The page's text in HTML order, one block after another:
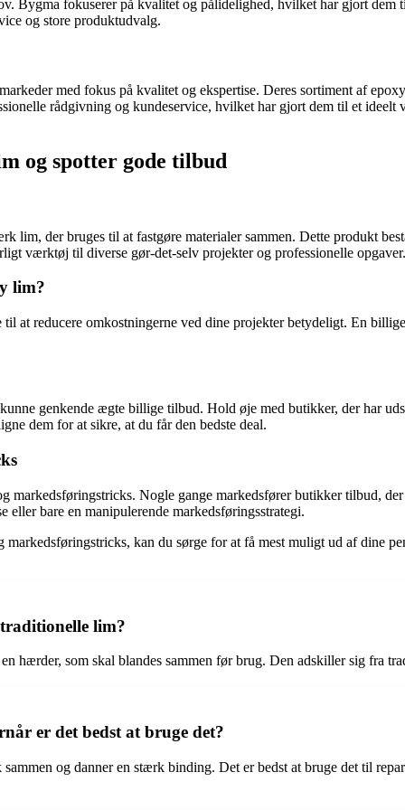
Bygma fokuserer på kvalitet og pålidelighed, hvilket har gjort
og store produktudvalg.
med fokus på kvalitet og ekspertise. Deres sortiment af
rådgivning og kundeservice, hvilket har gjort dem til et
og spotter gode tilbud
der bruges til at fastgøre materialer sammen. Dette produkt
værktøj til diverse gør-det-selv projekter og professionelle opgaver.
lim?
at reducere omkostningerne ved dine projekter betydeligt. En
genkende ægte billige tilbud. Hold øje med butikker, der har
dem for at sikre, at du får den bedste deal.
Nogle gange markedsfører butikker tilbud,
eller bare en manipulerende markedsføringsstrategi.
kan du sørge for at få mest muligt ud af dine
lim?
hærder, som skal blandes sammen før brug. Den adskiller sig fra
er det bedst at bruge det?
og danner en stærk binding. Det er bedst at bruge det til